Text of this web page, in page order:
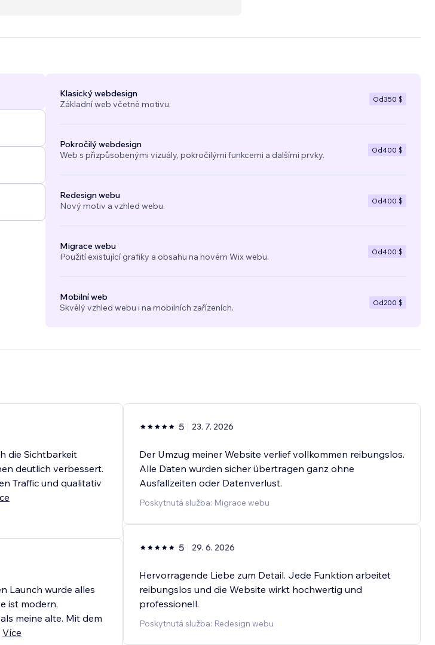
Klasický webdesign
Základní web včetně motivu.
Od350 $
Pokročilý webdesign
Web s přizpůsobenými vizuály, pokročilými funkcemi a dalšími prvky.
Od400 $
Redesign webu
Nový motiv a vzhled webu.
Od400 $
Migrace webu
Použití existující grafiky a obsahu na novém Wix webu.
Od400 $
Mobilní web
Skvělý vzhled webu i na mobilních zařízeních.
Od200 $
die Sichtbarkeit
deutlich verbessert.
Traffic und qualitativ
Launch wurde alles
ist modern,
meine alte. Mit dem
Více
5 23. 7. 2026
Der Umzug meiner Website verlief vollkommen reibungslos.
Alle Daten wurden sicher übertragen ganz ohne
Ausfallzeiten oder Datenverlust.
Poskytnutá služba: Migrace webu
5 29. 6. 2026
Hervorragende Liebe zum Detail. Jede Funktion arbeitet
reibungslos und die Website wirkt hochwertig und
professionell.
Poskytnutá služba: Redesign webu